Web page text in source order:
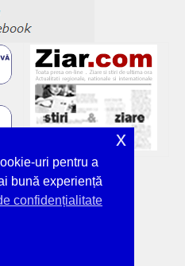
uri pentru a
bună experiență
confidențialitate
x